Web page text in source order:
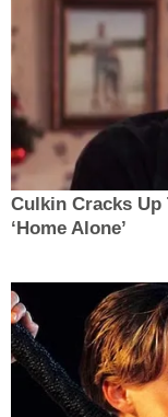
Culkin Cracks Up
‘Home Alone’